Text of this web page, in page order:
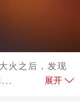
火之后，发现
...
展开